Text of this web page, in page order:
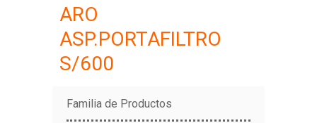
ARO
ASP.PORTAFILTRO
S/600
Familia de Productos